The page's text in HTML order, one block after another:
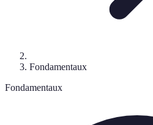
Fondamentaux
Fondamentaux